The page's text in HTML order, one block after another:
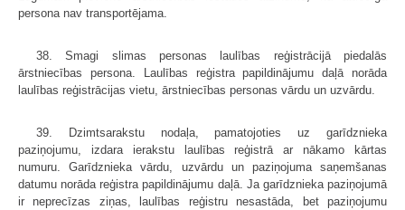
persona nav transportējama.
38. Smagi slimas personas laulības reģistrācijā piedalās
ārstniecības persona. Laulības reģistra papildinājumu daļā norāda
laulības reģistrācijas vietu, ārstniecības personas vārdu un uzvārdu.
39. Dzimtsarakstu nodaļa, pamatojoties uz garīdznieka
paziņojumu, izdara ierakstu laulības reģistrā ar nākamo kārtas
numuru. Garīdznieka vārdu, uzvārdu un paziņojuma saņemšanas
datumu norāda reģistra papildinājumu daļā. Ja garīdznieka paziņojumā
ir neprecīzas ziņas, laulības reģistru nesastāda, bet paziņojumu